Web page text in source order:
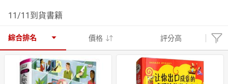
居家生活 3C家電 親子玩具
女裝 男裝 化妝保養 情趣用品
11/11到貨書籍
綜合排名 價格 評分高